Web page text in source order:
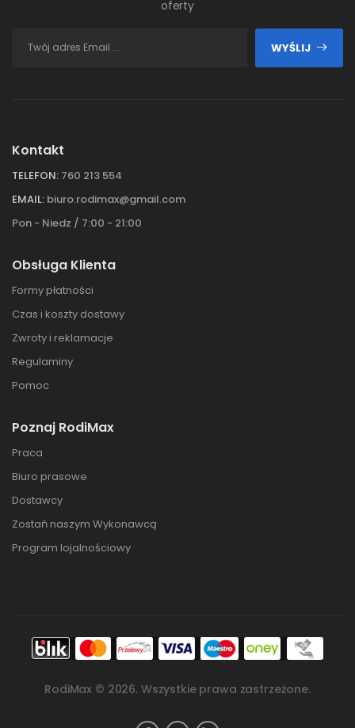
oferty
WYŚLIJ
Kontakt
TELEFON: 760 213 554
EMAIL: biuro.rodimax@gmail.com
Pon - Niedz / 7:00 - 21:00
Obsługa Klienta
Formy płatności
Czas i koszty dostawy
Zwroty i reklamacje
Regulaminy
Pomoc
Poznaj RodiMax
Praca
Biuro prasowe
Dostawcy
Zostań naszym Wykonawcą
Program lojalnościowy
RodiMax © 2026. Wszystkie prawa zastrzeżone.